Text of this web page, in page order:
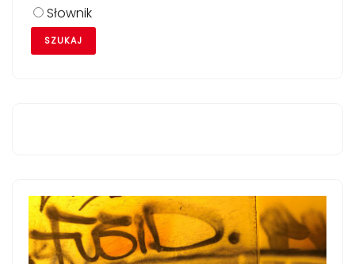
Słownik